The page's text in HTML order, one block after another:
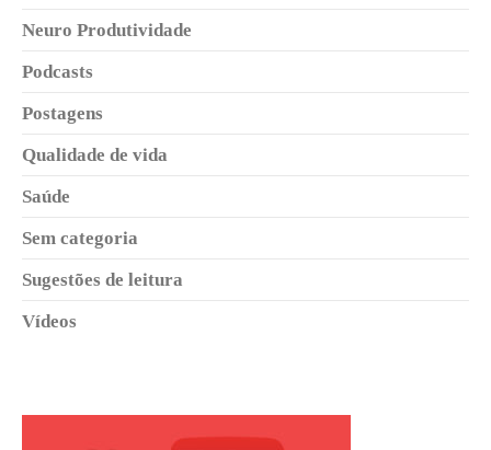
Neuro Produtividade
Podcasts
Postagens
Qualidade de vida
Saúde
Sem categoria
Sugestões de leitura
Vídeos